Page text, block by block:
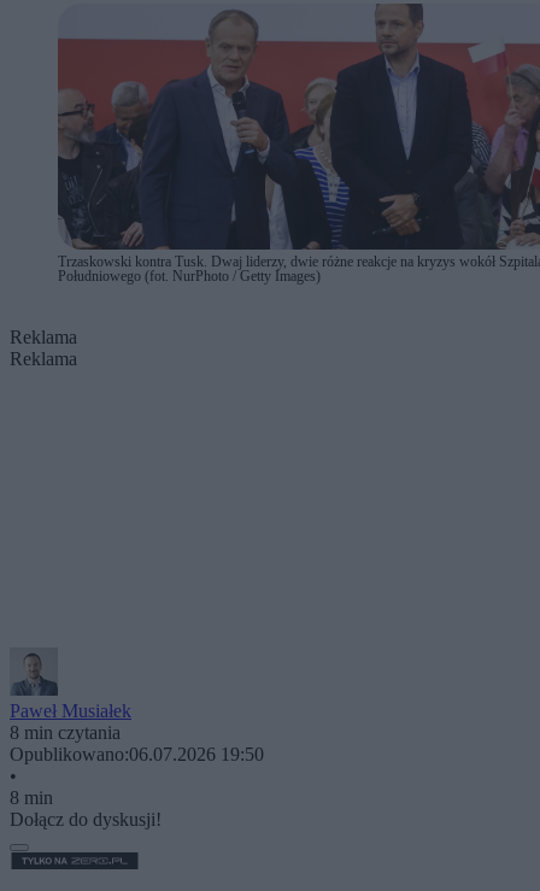
Trzaskowski kontra Tusk. Dwaj liderzy, dwie różne reakcje na kryzys wokół
Południowego (fot. NurPhoto / Getty Images)
Reklama
Reklama
Paweł Musiałek
8 min czytania
Opublikowano:06.07.2026 19:50
•
8 min
Dołącz do dyskusji!